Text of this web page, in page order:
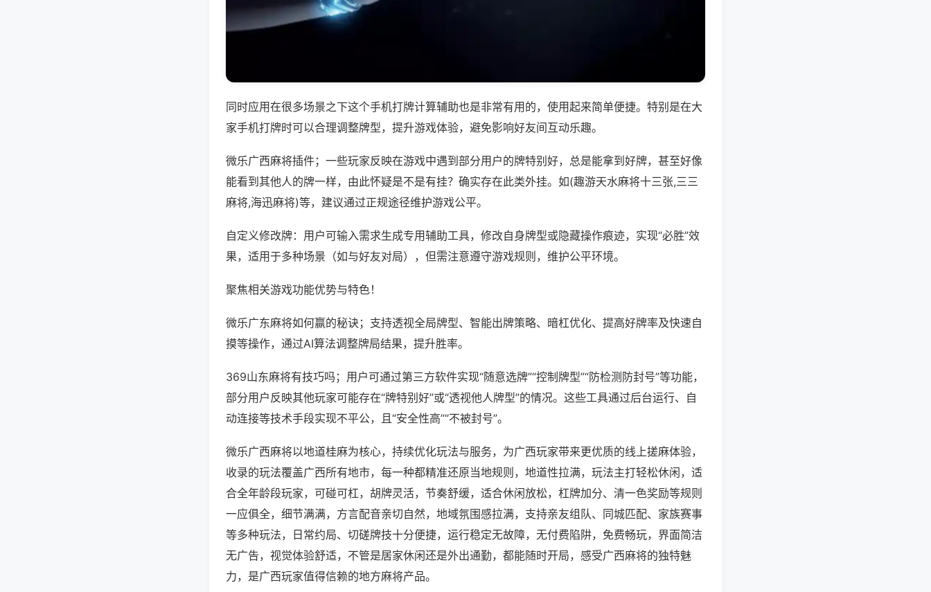
同时应用在很多场景之下这个手机打牌计算辅助也是非常有用的，使用起来简单便捷。特别是在大
家手机打牌时可以合理调整牌型，提升游戏体验，避免影响好友间互动乐趣。
微乐广西麻将插件；一些玩家反映在游戏中遇到部分用户的牌特别好，总是能拿到好牌，甚至好像
能看到其他人的牌一样，由此怀疑是不是有挂？确实存在此类外挂。如(趣游天水麻将十三张,三三
麻将,海迅麻将)等，建议通过正规途径维护游戏公平。
自定义修改牌：用户可输入需求生成专用辅助工具，修改自身牌型或隐藏操作痕迹，实现“必胜”效
果，适用于多种场景（如与好友对局），但需注意遵守游戏规则，维护公平环境。
聚焦相关游戏功能优势与特色！
微乐广东麻将如何赢的秘诀；支持透视全局牌型、智能出牌策略、暗杠优化、提高好牌率及快速自
摸等操作，通过AI算法调整牌局结果，提升胜率。
369山东麻将有技巧吗；用户可通过第三方软件实现“随意选牌”“控制牌型”“防检测防封号”等功能，
部分用户反映其他玩家可能存在“牌特别好”或“透视他人牌型”的情况。这些工具通过后台运行、自
动连接等技术手段实现不平公，且“安全性高”“不被封号”。
微乐广西麻将以地道桂麻为核心，持续优化玩法与服务，为广西玩家带来更优质的线上搓麻体验，
收录的玩法覆盖广西所有地市，每一种都精准还原当地规则，地道性拉满，玩法主打轻松休闲，适
合全年龄段玩家，可碰可杠，胡牌灵活，节奏舒缓，适合休闲放松，杠牌加分、清一色奖励等规则
一应俱全，细节满满，方言配音亲切自然，地域氛围感拉满，支持亲友组队、同城匹配、家族赛事
等多种玩法，日常约局、切磋牌技十分便捷，运行稳定无故障，无付费陷阱，免费畅玩，界面简洁
无广告，视觉体验舒适，不管是居家休闲还是外出通勤，都能随时开局，感受广西麻将的独特魅
力，是广西玩家值得信赖的地方麻将产品。